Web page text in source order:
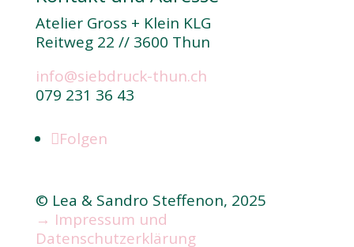
Atelier Gross + Klein KLG
Reitweg 22 // 3600 Thun
info@siebdruck-thun.ch
079 231 36 43
Folgen
© Lea & Sandro Steffenon, 2025
→ Impressum und
Datenschutzerklärung